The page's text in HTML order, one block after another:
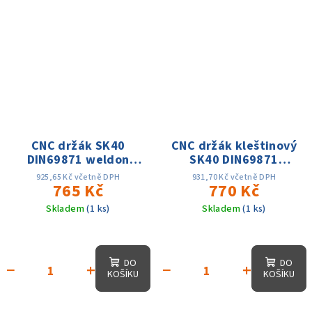
CNC držák SK40
DIN69871 weldon
D8x50, přesnost
0.005, AD, 15 tis. ot.
925,65 Kč včetně DPH
765 Kč
Skladem(1 ks)
+
−
DO
KOŠÍKU
CNC držák kleštinový
SK40 DIN69871
ER16x63, D-32mm,AD,
25 tis. otáček, přes.
0.003
931,70 Kč včetně DPH
770 Kč
Skladem(1 ks)
+
−
DO
KOŠÍKU